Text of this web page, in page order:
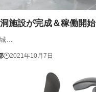
施設が完成＆稼働開始
…
2021年10月7日